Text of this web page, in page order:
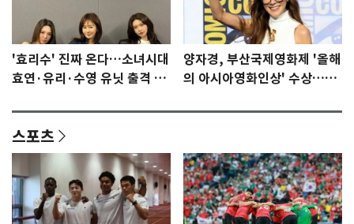
'효리수' 진짜 온다…소녀시대
효연·유리·수영 유닛 출격 [N
양자경, 부산국제영화제 '올해
의 아시아영화인상' 수상…15
스포츠